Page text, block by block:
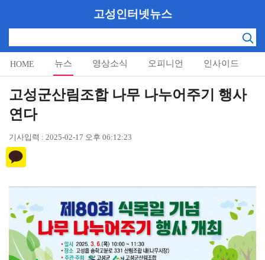
고성인터넷뉴스
HOME 뉴스 영상소식 오피니언 인사이드
알림마당
고성군산림조합 나무 나누어주기 행사
연다
기사입력 : 2025-02-17 오후 06:12:23